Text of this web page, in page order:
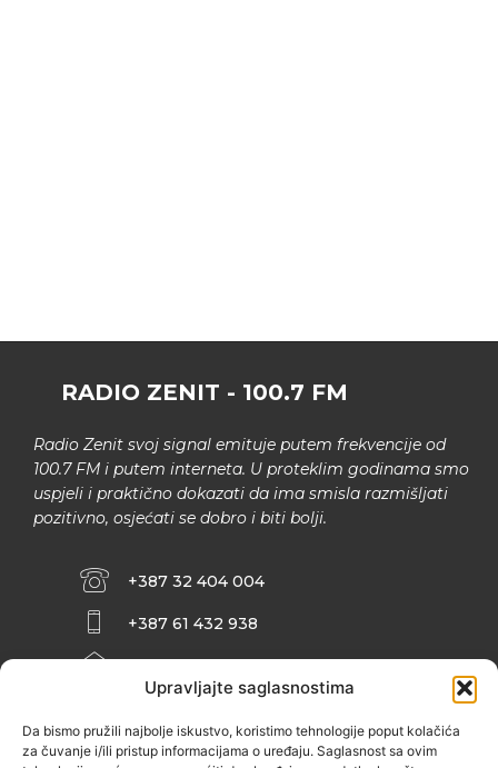
Upravljajte saglasnostima
Da bismo pružili najbolje iskustvo, koristimo tehnologije poput kolačića
za čuvanje i/ili pristup informacijama o uređaju. Saglasnost sa ovim
RADIO ZENIT - 100.7 FM
Radio Zenit svoj signal emituje putem frekvencije od
100.7 FM i putem interneta. U proteklim godinama smo
uspjeli i praktično dokazati da ima smisla razmišljati
pozitivno, osjećati se dobro i biti bolji.
+387 32 404 004
+387 61 432 938
INFO@ZENIT.BA
ZENIČANKA, 3. SPRAT), 72000 ZENICA